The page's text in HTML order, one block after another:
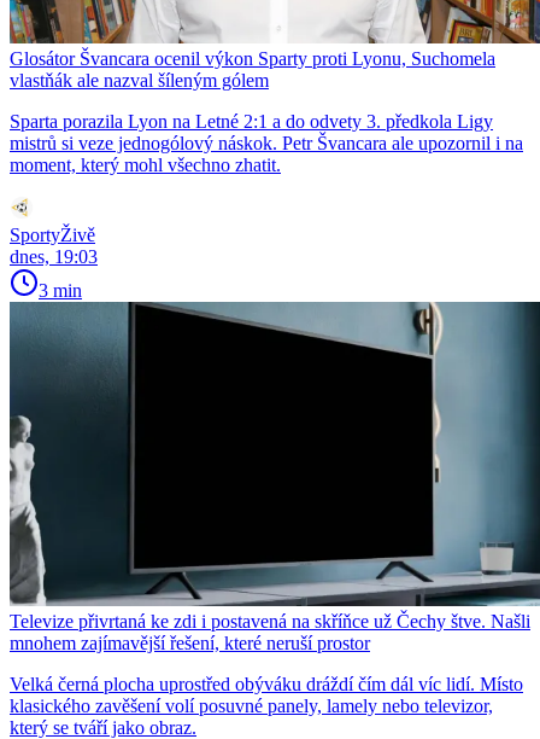
Glosátor Švancara ocenil výkon Sparty proti Lyonu, Suchomela
vlastňák ale nazval šíleným gólem
Sparta porazila Lyon na Letné 2:1 a do odvety 3. předkola Ligy
mistrů si veze jednogólový náskok. Petr Švancara ale upozornil i na
moment, který mohl všechno zhatit.
SportyŽivě
dnes, 19:03
3 min
Televize přivrtaná ke zdi i postavená na skříňce už Čechy štve. Našli
mnohem zajímavější řešení, které neruší prostor
Velká černá plocha uprostřed obýváku dráždí čím dál víc lidí. Místo
klasického zavěšení volí posuvné panely, lamely nebo televizor,
který se tváří jako obraz.